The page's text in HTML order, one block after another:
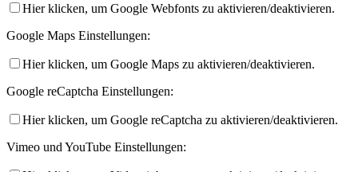
Hier klicken, um Google Webfonts zu aktivieren/deaktivieren.
Google Maps Einstellungen:
Hier klicken, um Google Maps zu aktivieren/deaktivieren.
Google reCaptcha Einstellungen:
Hier klicken, um Google reCaptcha zu aktivieren/deaktivieren.
Vimeo und YouTube Einstellungen: